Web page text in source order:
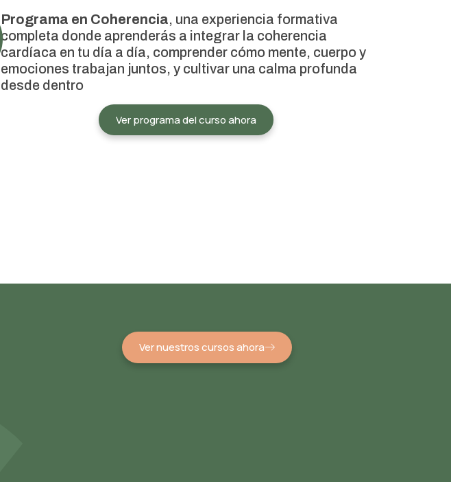
Programa en Coherencia, una experiencia formativa
completa donde aprenderás a integrar la coherencia
cardíaca en tu día a día, comprender cómo mente, cuerpo y
emociones trabajan juntos, y cultivar una calma profunda
desde dentro
Ver programa del curso ahora
Ver nuestros cursos ahora